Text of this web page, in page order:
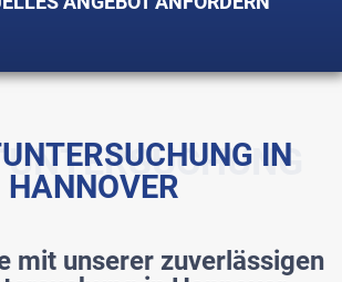
IN
HANNOVER
mit unserer zuverlässigen